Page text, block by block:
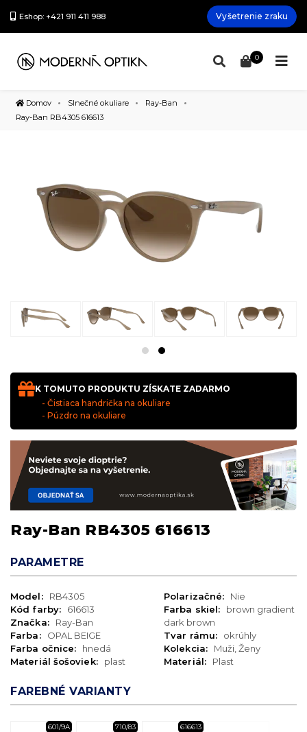
Eshop: +421 911 411 988 Vyšetrenie zraku
0
Domov Slnečné okuliare
Ray-Ban
Ray-Ban RB4305 616613
K TOMUTO PRODUKTU ZÍSKATE ZADARMO
- Čistiaca handrička na okuliare
- Púzdro na okuliare
Ray-Ban RB4305 616613
PARAMETRE
Model:
RB4305
Kód farby:
616613
Značka:
Ray-Ban
Farba:
OPAL BEIGE
Farba očnice:
hnedá
Materiál šošoviek:
plast
Polarizačné:
Nie
Farba skiel:
brown gradient
dark brown
Tvar rámu:
okrúhly
Kolekcia:
Muži, Ženy
Materiál:
Plast
FAREBNÉ VARIANTY
601/9A 710/83 616613